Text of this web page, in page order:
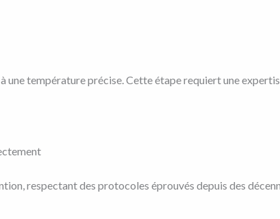
une température précise. Cette étape requiert une
respectant des protocoles éprouvés depuis des